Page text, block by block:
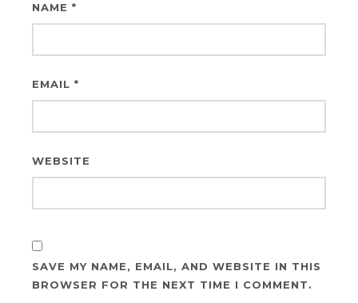
NAME *
EMAIL *
WEBSITE
SAVE MY NAME, EMAIL, AND WEBSITE IN THIS
BROWSER FOR THE NEXT TIME I COMMENT.